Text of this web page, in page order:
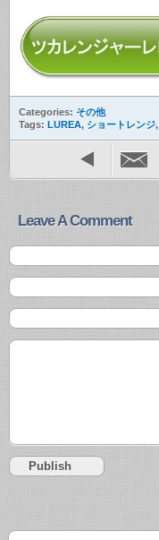
Categories: その他
Tags: LUREA, ショートレンジ,
Leave A Comment